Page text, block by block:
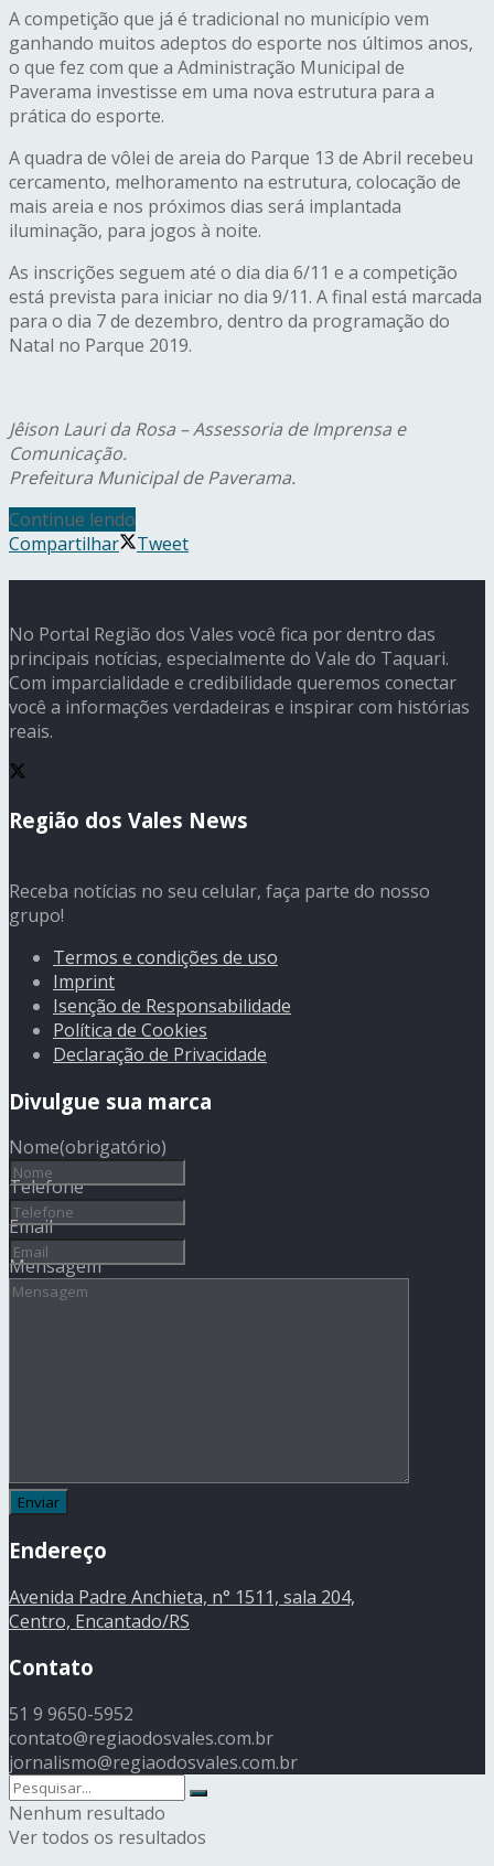
A competição que já é tradicional no município vem
ganhando muitos adeptos do esporte nos últimos anos,
o que fez com que a Administração Municipal de
Paverama investisse em uma nova estrutura para a
prática do esporte.
A quadra de vôlei de areia do Parque 13 de Abril recebeu
cercamento, melhoramento na estrutura, colocação de
mais areia e nos próximos dias será implantada
iluminação, para jogos à noite.
As inscrições seguem até o dia dia 6/11 e a competição
está prevista para iniciar no dia 9/11. A final está marcada
para o dia 7 de dezembro, dentro da programação do
Natal no Parque 2019.
Jêison Lauri da Rosa – Assessoria de Imprensa e
Comunicação.
Prefeitura Municipal de Paverama.
Continue lendo
Compartilhar
Tweet
No Portal Região dos Vales você fica por dentro das
principais notícias, especialmente do Vale do Taquari.
Com imparcialidade e credibilidade queremos conectar
você a informações verdadeiras e inspirar com histórias
reais.
Região dos Vales News
Receba notícias no seu celular, faça parte do nosso
grupo!
Termos e condições de uso
Imprint
Isenção de Responsabilidade
Política de Cookies
Declaração de Privacidade
Divulgue sua marca
Nome(obrigatório)
Telefone
Email
Mensagem
Endereço
Avenida Padre Anchieta, n° 1511, sala 204,
Centro, Encantado/RS
Contato
51 9 9650-5952
contato@regiaodosvales.com.br
jornalismo@regiaodosvales.com.br
Nenhum resultado
Ver todos os resultados